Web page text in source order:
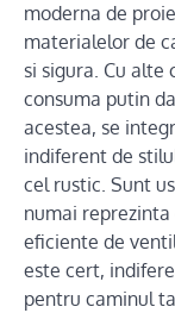
moderna de
materialelor de
si sigura. Cu alte
consuma putin
acestea, se
indiferent de
cel rustic. Sunt
numai
eficiente de
este cert,
pentru caminul